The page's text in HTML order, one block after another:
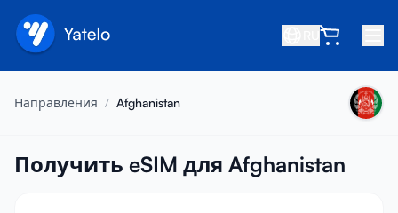
О нас
Направления / Afghanistan
Получить eSIM для Afghanistan